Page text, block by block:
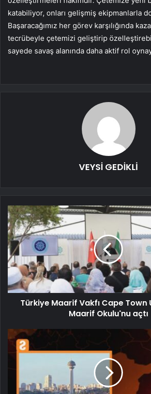
katabiliyor, onları gelişmiş ekipmanlarla
Başaracağımız her görev karşılığında
tecrübeyle çetemizi geliştirip
sayede savaş alanında daha aktif rol
VEYSİ GEDİKLİ
Türkiye Maarif Vakfı Cape Town
Maarif Okulu'nu açtı